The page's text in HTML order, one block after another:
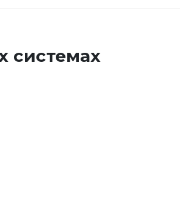
системах